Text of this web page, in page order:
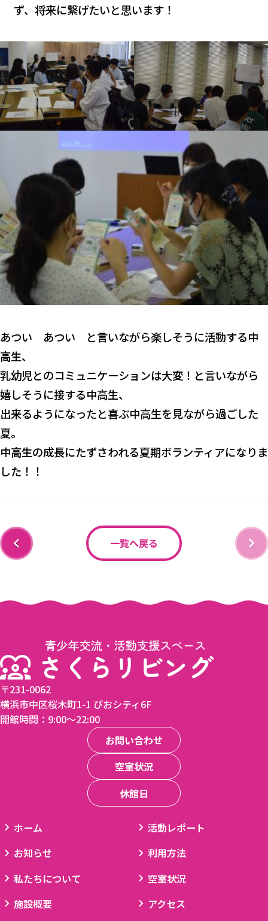
ず、将来に繋げたいと思います！
あつい あつい と言いながら楽しそうに活動する中
高生、
乳幼児とのコミュニケーションは大変！と言いながら
嬉しそうに接する中高生、
出来るようになったと喜ぶ中高生を見ながら過ごした
夏。
中高生の成長にたずさわれる夏期ボランティアになりま
した！！
‹ 一覧へ戻る ›
〒231-0062
横浜市中区桜木町1-1 ぴおシティ6F
開館時間：9:00〜22:00
お問い合わせ
空室状況
休館日
ホーム
お知らせ
私たちについて
施設概要
活動レポート
利用方法
空室状況
アクセス